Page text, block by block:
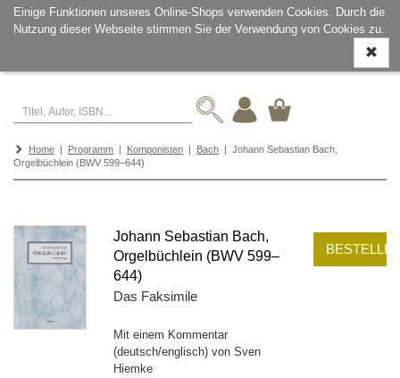
Einige Funktionen unseres Online-Shops verwenden Cookies. Durch die
Nutzung dieser Webseite stimmen Sie der Verwendung von Cookies zu.
ein-/
Home | Programm | Komponisten | Bach | Johann Sebastian Bach,
Orgelbüchlein (BWV 599–644)
Johann Sebastian Bach,
Orgelbüchlein (BWV 599–
644)
Das Faksimile
Mit einem Kommentar
(deutsch/englisch) von Sven
Hiemke